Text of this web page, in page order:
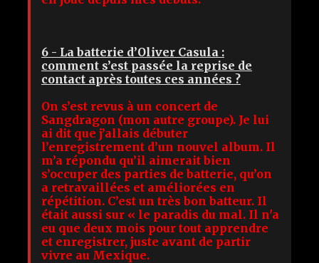
6 - La batterie d’Oliver Casula :
comment s’est passée la reprise de
contact après toutes ces années ?
On s’est revus à un concert de
Sangdragon (mon autre groupe). Je lui
ai dit que j’allais débuter
l’enregistrement d’un nouvel album. Il
m’a répondu qu’il aimerait bien
s’occuper des parties de batterie, qu’on
a retravaillées et améliorées en
répétition. C’est un très bon batteur. Il
était aussi sur « le paradis du mal. Il n'a
eu que deux mois pour tout apprendre
et enregistrer, juste avant de partir
vivre au Mexique.